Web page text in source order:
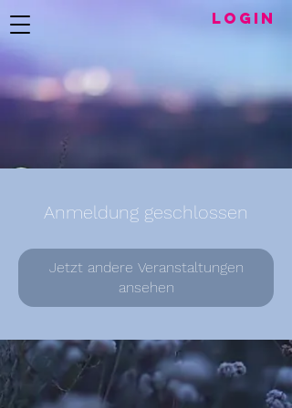
LogIN
Anmeldung geschlossen
Jetzt andere Veranstaltungen
ansehen